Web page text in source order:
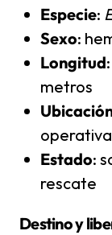
Especie:
Sexo:
Longitud
metros
operativa
Estado:
rescate
Destino y